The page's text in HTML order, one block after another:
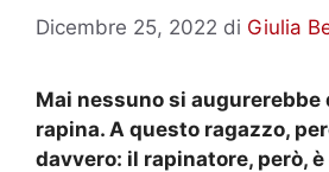
Dicembre 25, 2022 di Giulia
Mai nessuno si augurerebbe
rapina. A questo ragazzo,
davvero: il rapinatore, però,